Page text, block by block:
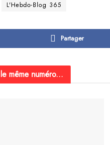
L'Hebdo-Blog 365
Partager
même numéro...